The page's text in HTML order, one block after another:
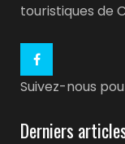
touristiques de
Suivez-nous
Derniers